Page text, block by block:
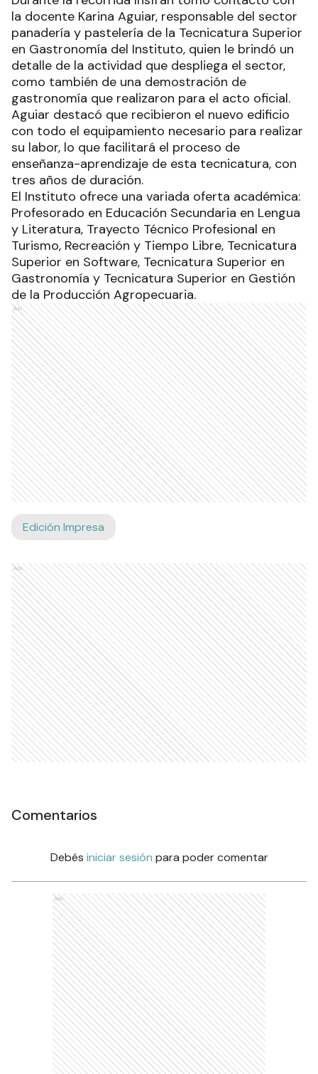
la docente Karina Aguiar, responsable del sector
panadería y pastelería de la Tecnicatura Superior
en Gastronomía del Instituto, quien le brindó un
detalle de la actividad que despliega el sector,
como también de una demostración de
gastronomía que realizaron para el acto oficial.
Aguiar destacó que recibieron el nuevo edificio
con todo el equipamiento necesario para realizar
su labor, lo que facilitará el proceso de
enseñanza-aprendizaje de esta tecnicatura, con
tres años de duración.
El Instituto ofrece una variada oferta académica:
Profesorado en Educación Secundaria en Lengua
y Literatura, Trayecto Técnico Profesional en
Turismo, Recreación y Tiempo Libre, Tecnicatura
Superior en Software, Tecnicatura Superior en
Gastronomía y Tecnicatura Superior en Gestión
de la Producción Agropecuaria.
Ads
Edición Impresa
Ads
Comentarios
Debés iniciar sesión para poder comentar
Ads